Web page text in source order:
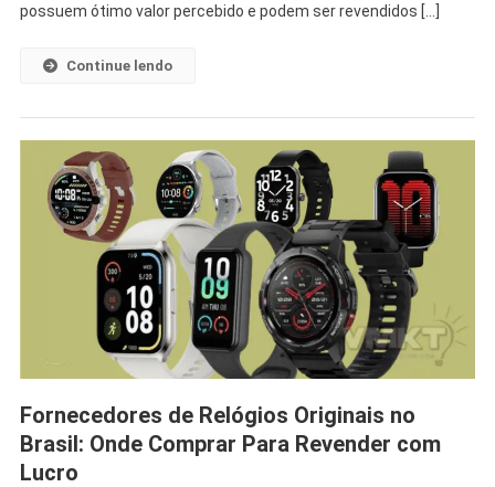
possuem ótimo valor percebido e podem ser revendidos […]
Continue lendo
Fornecedores de Relógios Originais no
Brasil: Onde Comprar Para Revender com
Lucro